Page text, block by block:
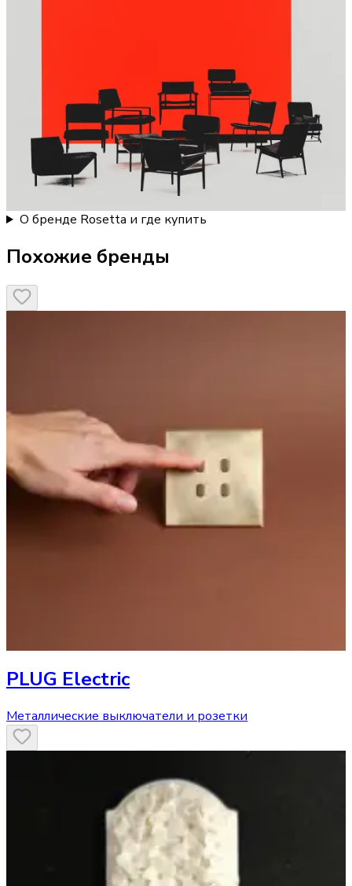
О бренде Rosetta и где купить
Похожие бренды
PLUG Electric
Металлические выключатели и розетки